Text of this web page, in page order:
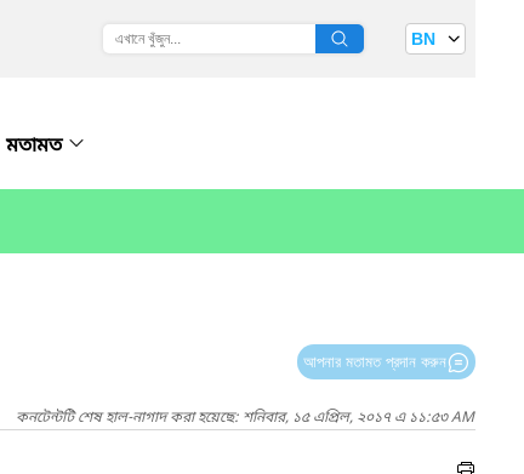
BN
মতামত
আপনার মতামত প্রদান করুন
কনটেন্টটি শেষ হাল-নাগাদ করা হয়েছে: শনিবার, ১৫ এপ্রিল, ২০১৭ এ ১১:৫৩ AM